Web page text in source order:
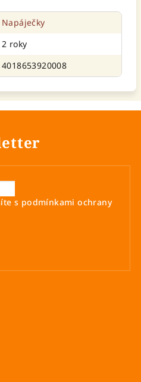
Napáječky
2 roky
4018653920008
s podmínkami ochrany